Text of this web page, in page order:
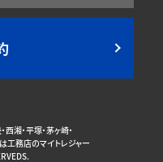
西湘・平塚・茅ヶ崎・
工務店のマイトレジャー